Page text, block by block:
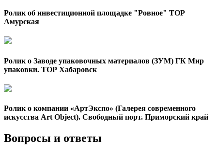
Ролик об инвестиционной площадке "Ровное" ТОР
Амурская
Ролик о Заводе упаковочных материалов (ЗУМ) ГК Мир
упаковки. ТОР Хабаровск
Ролик о компании «АртЭкспо» (Галерея современного
искусства Art Object). Свободный порт. Приморский край
Вопросы и ответы